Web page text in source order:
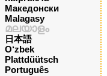
Македонски
Malagasy
മലയാളം
日本語
O‘zbek
Plattdüütsch
Português